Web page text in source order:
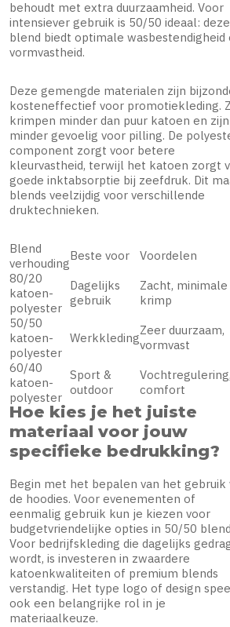
behoudt met extra duurzaamheid. Voor
intensiever gebruik is 50/50 ideaal: deze
blend biedt optimale wasbestendigheid
vormvastheid.
Deze gemengde materialen zijn
kosteneffectief voor promotiekleding.
krimpen minder dan puur katoen en zijn
minder gevoelig voor pilling. De
component zorgt voor betere
kleurvastheid, terwijl het katoen zorgt
goede inktabsorptie bij zeefdruk. Dit
blends veelzijdig voor verschillende
druktechnieken.
Blend
verhouding
Beste voor Voordelen
80/20
katoen-
polyester
Dagelijks
gebruik
Zacht, minimale
krimp
50/50
katoen-
polyester
Werkkleding
Zeer duurzaam,
vormvast
60/40
katoen-
polyester
Sport &
outdoor
Vochtregulering,
comfort
Hoe kies je het juiste
materiaal voor jouw
specifieke bedrukking?
Begin met het bepalen van het gebruik
de hoodies. Voor evenementen of
eenmalig gebruik kun je kiezen voor
budgetvriendelijke opties in 50/50
Voor bedrijfskleding die dagelijks
wordt, is investeren in zwaardere
katoenkwaliteiten of premium blends
verstandig. Het type logo of design
ook een belangrijke rol in je
materiaalkeuze.